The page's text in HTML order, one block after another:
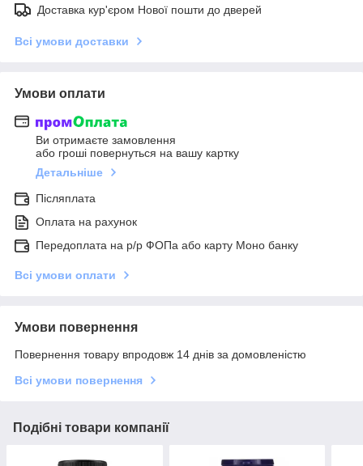
Доставка кур'єром Нової пошти до дверей
Всі умови доставки
Умови оплати
Ви отримаєте замовлення
або гроші повернуться на вашу картку
Детальніше
Післяплата
Оплата на рахунок
Передоплата на р/р ФОПа або карту Моно банку
Всі умови оплати
Умови повернення
Повернення товару впродовж 14 днів за домовленістю
Всі умови повернення
Подібні товари компанії